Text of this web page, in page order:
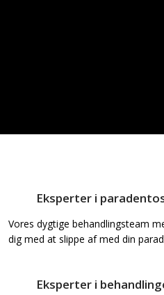
Eksperter i
Vores dygtige behandlingsteam
dig med at slippe af med din
Eksperter i